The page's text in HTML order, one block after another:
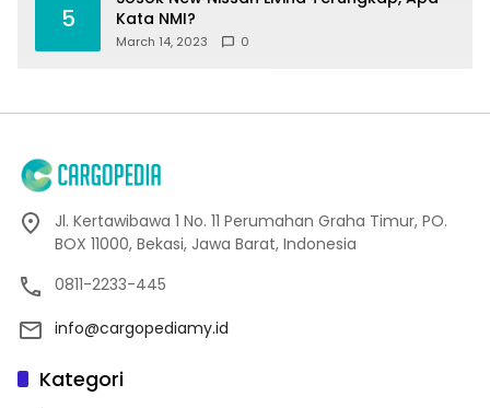
5
Kata NMI?
March 14, 2023 0
Jl. Kertawibawa 1 No. 11 Perumahan Graha Timur, PO.
BOX 11000, Bekasi, Jawa Barat, Indonesia
0811-2233-445
info@cargopediamy.id
Kategori